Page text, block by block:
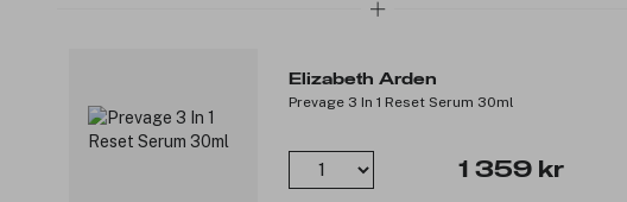
Elizabeth Arden
Prevage 3 In 1 Reset Serum 30ml
1 359 kr